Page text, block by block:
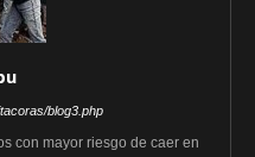
blog3.php
con mayor riesgo de caer en